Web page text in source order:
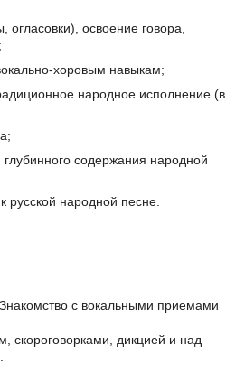
освоение говора,
хоровым навыкам;
народное исполнение (в
содержания народной
русской народной песне.
с вокальными приемами
скороговорками, дикцией и над